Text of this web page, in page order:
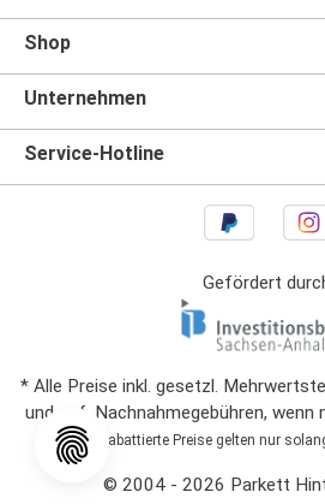
Shop
Unternehmen
Service-Hotline
Gefördert
* Alle Preise inkl. gesetzl.
und ggf. Nachnahmegebühren, wenn
Rabattierte Preise gelten nur
© 2004 - 2026 Parkett